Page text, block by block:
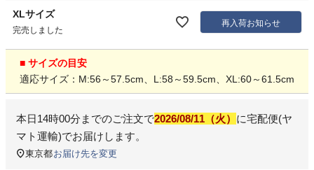
XLサイズ
完売しました
再入荷お知らせ
■ サイズの目安
適応サイズ：M:56～57.5cm、L:58～59.5cm、XL:60～61.5cm
本日14時00分 までのご注文で2026/08/11（火） に宅配便(ヤ
マト運輸)でお届けします。
東京都お届け先を変更